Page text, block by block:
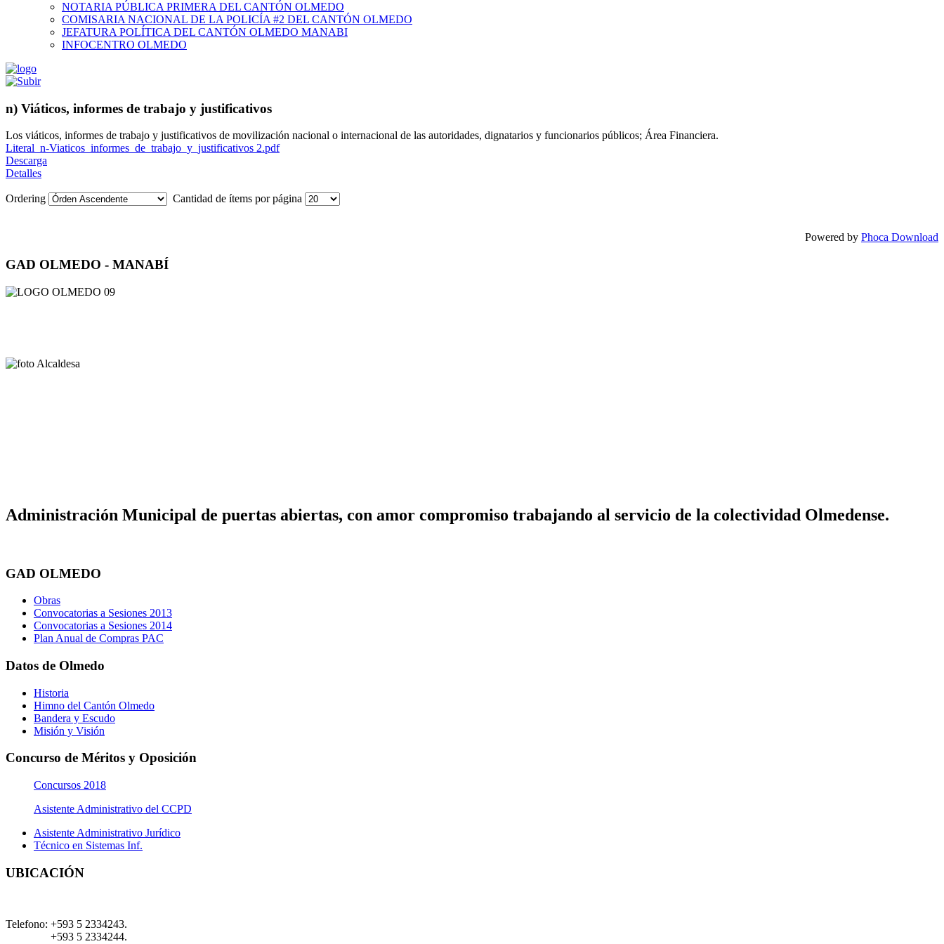
NOTARIA PÚBLICA PRIMERA DEL CANTÓN OLMEDO
COMISARIA NACIONAL DE LA POLICÍA #2 DEL CANTÓN OLMEDO
JEFATURA POLÍTICA DEL CANTÓN OLMEDO MANABI
INFOCENTRO OLMEDO
n) Viáticos, informes de trabajo y justificativos
Los viáticos, informes de trabajo y justificativos de movilización nacional o internacional de las autoridades, dignatarios y funcionarios públicos; Área Financiera.
Literal_n-Viaticos_informes_de_trabajo_y_justificativos 2.pdf
Descarga
Detalles
Ordering Cantidad de ítems por página
Powered by Phoca Download
GAD OLMEDO - MANABÍ
Administración Municipal de puertas abiertas, con amor compromiso trabajando al servicio de la colectividad Olmedense.
GAD OLMEDO
Obras
Convocatorias a Sesiones 2013
Convocatorias a Sesiones 2014
Plan Anual de Compras PAC
Datos de Olmedo
Historia
Himno del Cantón Olmedo
Bandera y Escudo
Misión y Visión
Concurso de Méritos y Oposición
Concursos 2018
Asistente Administrativo del CCPD
Asistente Administrativo Jurídico
Técnico en Sistemas Inf.
UBICACIÓN
Telefono: +593 5 2334243.
+593 5 2334244.